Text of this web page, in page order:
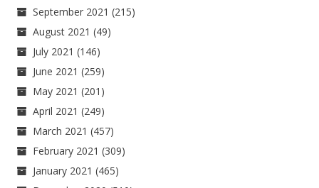
September 2021 (215)
August 2021 (49)
July 2021 (146)
June 2021 (259)
May 2021 (201)
April 2021 (249)
March 2021 (457)
February 2021 (309)
January 2021 (465)